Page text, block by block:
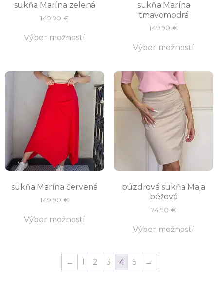
sukňa Marína zelená
149.90 €
Výber možností
sukňa Marína
tmavomodrá
149.90 €
Výber možností
sukňa Marína červená
149.90 €
Výber možností
púzdrová sukňa Maja
béžová
74.90 €
Výber možností
← 1 2 3 4 5 →